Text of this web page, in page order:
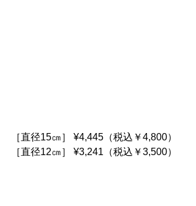
［直径15㎝］ ¥4,445（税込￥4,800）
［直径12㎝］ ¥3,241（税込￥3,500）